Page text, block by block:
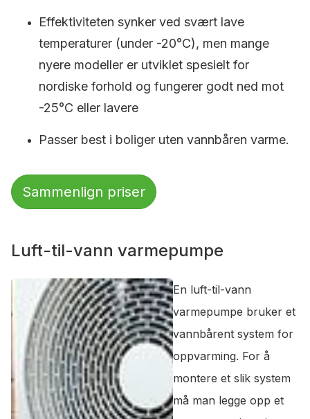
Effektiviteten synker ved svært lave
temperaturer (under -20°C), men mange
nyere modeller er utviklet spesielt for
nordiske forhold og fungerer godt ned mot
-25°C eller lavere
Passer best i boliger uten vannbåren varme.
Sammenlign priser
Luft-til-vann varmepumpe
En luft-til-vann
varmepumpe bruker et
vannbårent system for
oppvarming. For å
montere et slik system
må man legge opp et